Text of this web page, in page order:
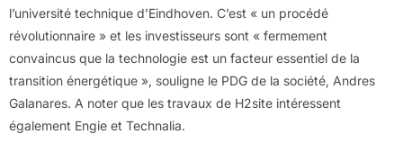
l’université technique d’Eindhoven. C’est « un procédé
révolutionnaire » et les investisseurs sont « fermement
convaincus que la technologie est un facteur essentiel de la
transition énergétique », souligne le PDG de la société, Andres
Galanares. A noter que les travaux de H2site intéressent
également Engie et Technalia.